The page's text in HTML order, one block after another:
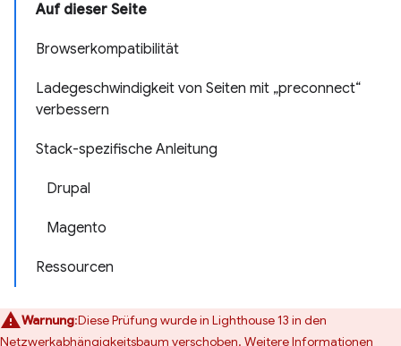
Auf dieser Seite
Browserkompatibilität
Ladegeschwindigkeit von Seiten mit „preconnect“
verbessern
Stack-spezifische Anleitung
Drupal
Magento
Ressourcen
Warnung:Diese Prüfung wurde in Lighthouse 13 in den
Netzwerkabhängigkeitsbaum verschoben. Weitere Informationen